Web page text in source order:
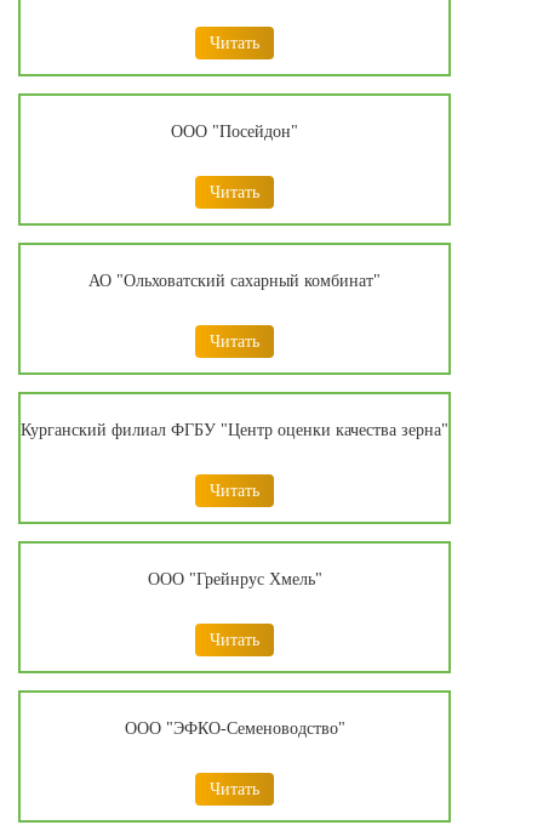
Читать
ООО "Посейдон"
Читать
АО "Ольховатский сахарный комбинат"
Читать
Курганский филиал ФГБУ "Центр оценки качества зерна"
Читать
ООО "Грейнрус Хмель"
Читать
ООО "ЭФКО-Семеноводство"
Читать